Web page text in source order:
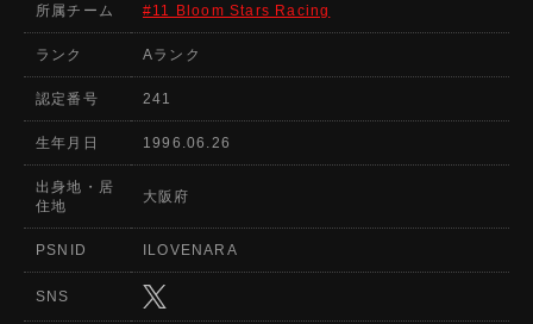
所属チーム #11 Bloom Stars Racing
ランク Aランク
認定番号 241
生年月日 1996.06.26
出身地・居
住地
大阪府
PSNID ILOVENARA
SNS